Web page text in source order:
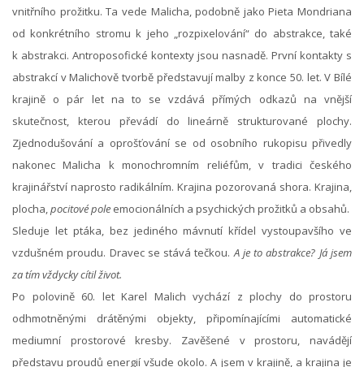
vnitřního prožitku. Ta vede Malicha, podobně jako Pieta Mondriana
od konkrétního stromu k jeho „rozpixelování“ do abstrakce, také
k abstrakci. Antroposofické kontexty jsou nasnadě. První kontakty s
abstrakcí v Malichově tvorbě představují malby z konce 50. let. V Bílé
krajině o pár let na to se vzdává přímých odkazů na vnější
skutečnost, kterou převádí do lineárně strukturované plochy.
Zjednodušování a oprošťování se od osobního rukopisu přivedly
nakonec Malicha k monochromním reliéfům, v tradici českého
krajinářství naprosto radikálním. Krajina pozorovaná shora. Krajina,
plocha,pocitové pole emocionálních a psychických prožitků a obsahů.
Sleduje let ptáka, bez jediného mávnutí křídel vystoupavšího ve
vzdušném proudu. Dravec se stává tečkou.A je to abstrakce? Já jsem
za tím vždycky cítil život.
Po polovině 60. let Karel Malich vychází z plochy do prostoru
odhmotněnými drátěnými objekty, připomínajícími automatické
mediumní prostorové kresby. Zavěšené v prostoru, navádějí
představu proudů energií všude okolo. A jsem v krajině, a krajina je